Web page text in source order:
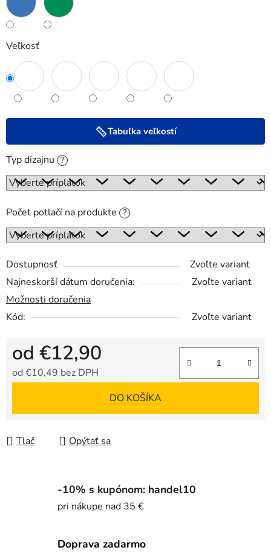
Veľkosť
Tabuľka veľkostí
Typ dizajnu ?
Počet potlačí na produkte ?
Dostupnosť
Zvoľte variant
Najneskorší dátum doručenia:
Zvoľte variant
Možnosti doručenia
Kód:
Zvoľte variant
od €12,90
od €10,49 bez DPH
DO KOŠÍKA
Tlač Opýtať sa
-10% s kupónom: handel10
pri nákupe nad 35 €
Doprava zadarmo